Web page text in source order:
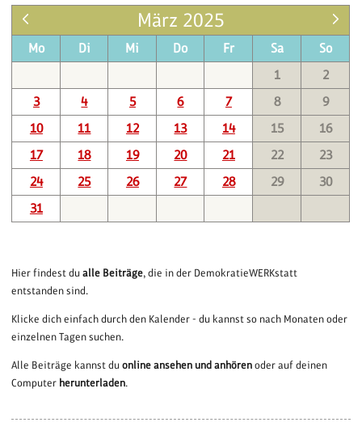
März 2025
Mo Di Mi Do Fr Sa
So
1
2
3
4 5 6 7 8
9
10
11 12 13 14 15
16
17
18 19 20 21 22
23
24
25 26 27 28 29
30
31
Hier findest dualle Beiträge, die in der DemokratieWERKstatt
entstanden sind.
Klicke dich einfach durch den Kalender - du kannst so nach Monaten oder
einzelnen Tagen suchen.
Alle Beiträge kannst duonline ansehen und anhören oder auf deinen
Computer herunterladen.